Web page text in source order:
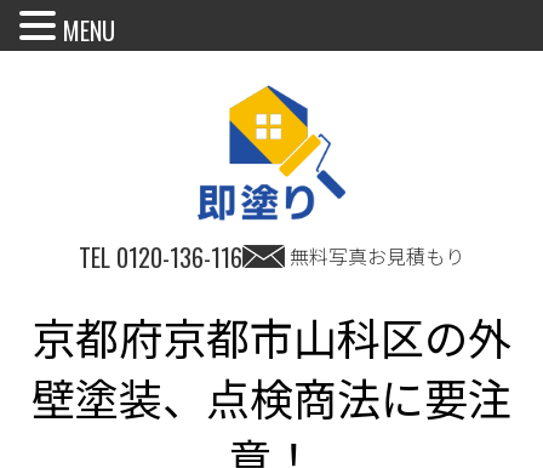
TEL 0120-136-116 無料写真お見積もり
京都府京都市山科区の外
壁塗装、点検商法に要注
MENU